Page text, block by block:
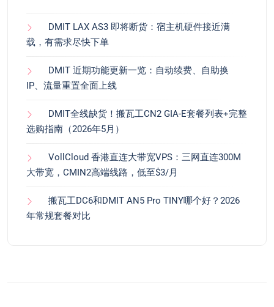
DMIT LAX AS3 即将断货：宿主机硬件接近满
载，有需求尽快下单
DMIT 近期功能更新一览：自动续费、自助换
IP、流量重置全面上线
DMIT全线缺货！搬瓦工CN2 GIA-E套餐列表+完整
选购指南（2026年5月）
VollCloud 香港直连大带宽VPS：三网直连300M
大带宽，CMIN2高端线路，低至$3/月
搬瓦工DC6和DMIT AN5 Pro TINY哪个好？2026
年常规套餐对比